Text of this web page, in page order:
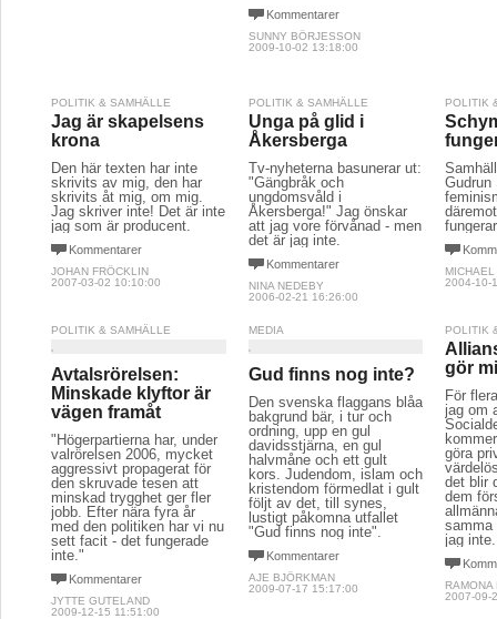
Kommentarer
SUNNY BÖRJESSON
2009-10-02 13:18:00
POLITIK & SAMHÄLLE
Jag är skapelsens
krona
Den här texten har inte
skrivits av mig, den har
skrivits åt mig, om mig.
Jag skriver inte! Det är inte
jag som är producent.
Kommentarer
JOHAN FRÖCKLIN
2007-03-02 10:10:00
POLITIK & SAMHÄLLE
Unga på glid i
Åkersberga
Tv-nyheterna basunerar ut:
"Gängbråk och
ungdomsvåld i
Åkersberga!" Jag önskar
att jag vore förvånad - men
det är jag inte.
Kommentarer
NINA NEDEBY
2006-02-21 16:26:00
POLITIK
Gudrun
2004-10-
POLITIK & SAMHÄLLE
Avtalsrörelsen:
Minskade klyftor är
vägen framåt
"Högerpartierna har, under
valrörelsen 2006, mycket
aggressivt propagerat för
den skruvade tesen att
minskad trygghet ger fler
jobb. Efter nära fyra år
med den politiken har vi nu
sett facit - det fungerade
inte."
Kommentarer
JYTTE GUTELAND
2009-12-15 11:51:00
MEDIA
Gud finns nog inte?
Den svenska flaggans blåa
bakgrund bär, i tur och
ordning, upp en gul
davidsstjärna, en gul
halvmåne och ett gult
kors. Judendom, islam och
kristendom förmedlat i gult
följt av det, till synes,
lustigt påkomna utfallet
"Gud finns nog inte".
Kommentarer
AJE BJÖRKMAN
2009-07-17 15:17:00
POLITIK
gör
För
jag om
göra
det blir
dem
samma
jag inte.
RAMONA
2007-09-